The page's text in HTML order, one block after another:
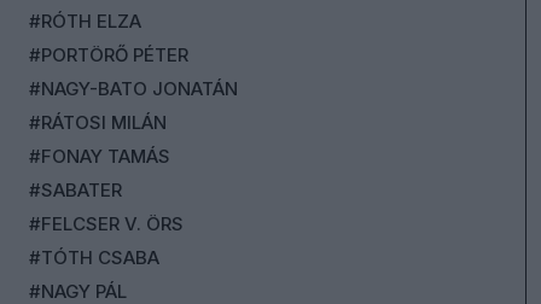
#RÓTH ELZA
#PORTÖRŐ PÉTER
#NAGY-BATO JONATÁN
#RÁTOSI MILÁN
#FONAY TAMÁS
#SABATER
#FELCSER V. ÖRS
#TÓTH CSABA
#NAGY PÁL